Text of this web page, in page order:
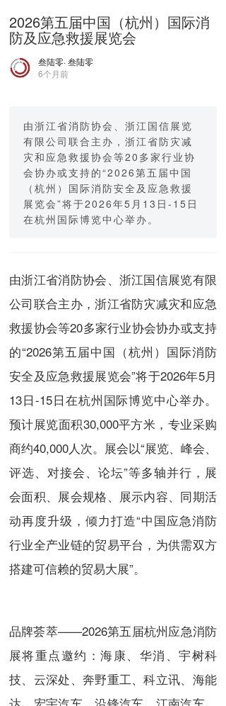
2026第五届中国（杭州）国际消
防及应急救援展览会
叁陆零· 叁陆零
6个月前
由浙江省消防协会、浙江国信展览
有限公司联合主办，浙江省防灾减
灾和应急救援协会等20多家行业协
会协办或支持的“2026第五届中国
（杭州）国际消防安全及应急救援
展览会”将于2026年5月13日-15日
在杭州国际博览中心举办。
由浙江省消防协会、浙江国信展览有限
公司联合主办，浙江省防灾减灾和应急
救援协会等20多家行业协会协办或支持
的“2026第五届中国（杭州）国际消防
安全及应急救援展览会”将于2026年5月
13日-15日在杭州国际博览中心举办。
预计展览面积30,000平方米，专业采购
商约40,000人次。展会以“展览、峰会、
评选、对接会、论坛”等多轴并行，展
会面积、展会规格、展示内容、同期活
动再度升级，倾力打造“中国应急消防
行业全产业链的贸易平台，为供需双方
搭建可信赖的贸易大展”。
品牌荟萃——2026第五届杭州应急消防
展将重点邀约：海康、华消、宇树科
技、云深处、奔野重工、科立讯、海能